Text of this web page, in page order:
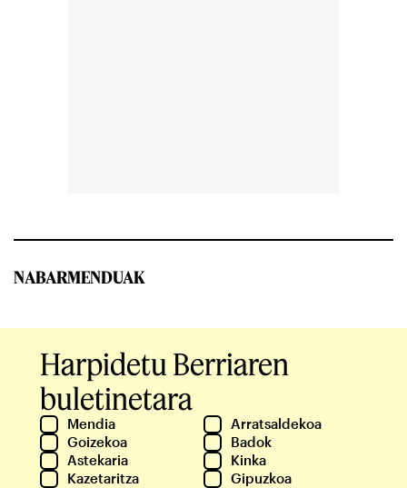
NABARMENDUAK
Harpidetu Berriaren
buletinetara
Mendia
Arratsaldekoa
Goizekoa
Badok
Astekaria
Kinka
Kazetaritza
Gipuzkoa